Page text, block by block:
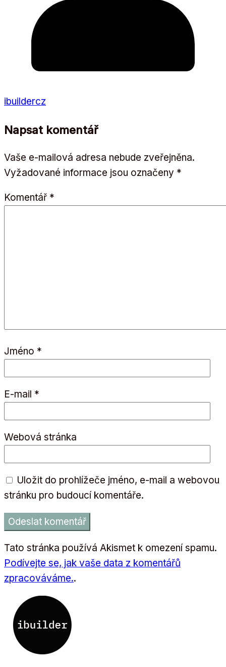
ibuildercz
Napsat komentář
Vaše e-mailová adresa nebude zveřejněna.
Vyžadované informace jsou označeny *
Komentář *
Jméno *
E-mail *
Webová stránka
Uložit do prohlížeče jméno, e-mail a webovou
stránku pro budoucí komentáře.
Tato stránka používá Akismet k omezení spamu.
Podívejte se, jak vaše data z komentářů
zpracováváme..